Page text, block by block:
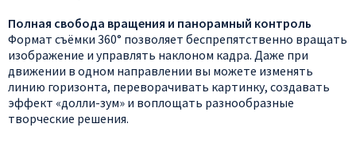
Полная свобода вращения и панорамный контроль
Формат съёмки 360° позволяет беспрепятственно вращать
изображение и управлять наклоном кадра. Даже при
движении в одном направлении вы можете изменять
линию горизонта, переворачивать картинку, создавать
эффект «долли-зум» и воплощать разнообразные
творческие решения.